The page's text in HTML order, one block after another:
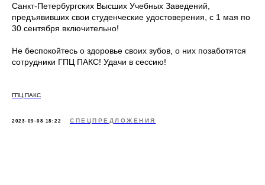
Санкт-Петербургских Высших Учебных Заведений,
предъявивших свои студенческие удостоверения, c 1 мая по
30 сентября включительно!
Не беспокойтесь о здоровье своих зубов, о них позаботятся
сотрудники ГПЦ ПАКС! Удачи в сессию!
ГПЦ ПАКС
2023-09-08 18:22 СПЕЦПРЕДЛОЖЕНИЯ